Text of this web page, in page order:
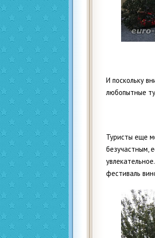
И поскольку
любопытные
Туристы еще
безучастным,
фестиваль